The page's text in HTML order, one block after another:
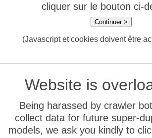
cliquer sur le bouton ci-
Continuer >
(Javascript et cookies doivent être
Website is
Being harassed by crawler
collect data for future super-
models, we ask you kindly to